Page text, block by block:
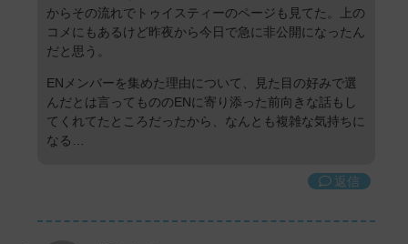
からその流れでトゥイスティーのページも見てた。上の
コメにもあるけど昨夜から今日で急に非公開になったん
だと思う。
ENメンバーを集めた理由について、見た目の好みで選
んだとは言ってもののENに寄り添った前向きな話もし
てくれてたところだったから、なんとも複雑な気持ちに
なる…
返信